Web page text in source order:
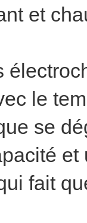
et
le
se
fait